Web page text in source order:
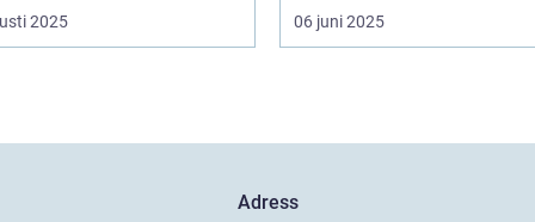
2025 06 juni 2025
Adress